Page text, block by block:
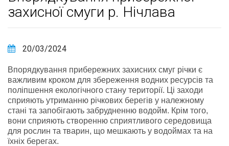
захисної смуги р. Нічлава
20/03/2024
Впорядкування прибережних захисних смуг річки є
важливим кроком для збереження водних ресурсів та
поліпшення екологічного стану території. Ці заходи
сприяють утриманню річкових берегів у належному
стані та запобігають забрудненню водойм. Крім того,
вони сприяють створенню сприятливого середовища
для рослин та тварин, що мешкають у водоймах та на
їхніх берегах.